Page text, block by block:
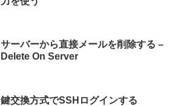
サーバーから直接メールを削除する –
Delete On Server
鍵交換方式でSSHログインする